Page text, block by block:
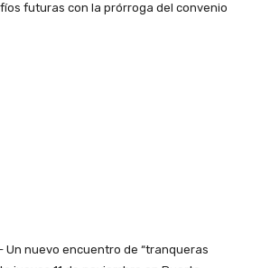
futuras con la prórroga del convenio
Un nuevo encuentro de “tranqueras